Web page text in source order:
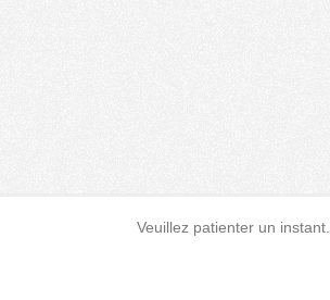
Veuillez patienter un